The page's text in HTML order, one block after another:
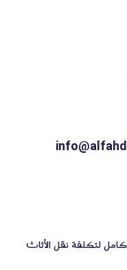
في مصر 2025 – دليل كامل لتكلفة نقل الأثاث